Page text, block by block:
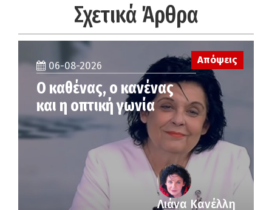
Σχετικά Άρθρα
Απόψεις
06-08-2026
Ο καθένας, ο κανένας
και η οπτική γωνία
Λιάνα Κανέλλη